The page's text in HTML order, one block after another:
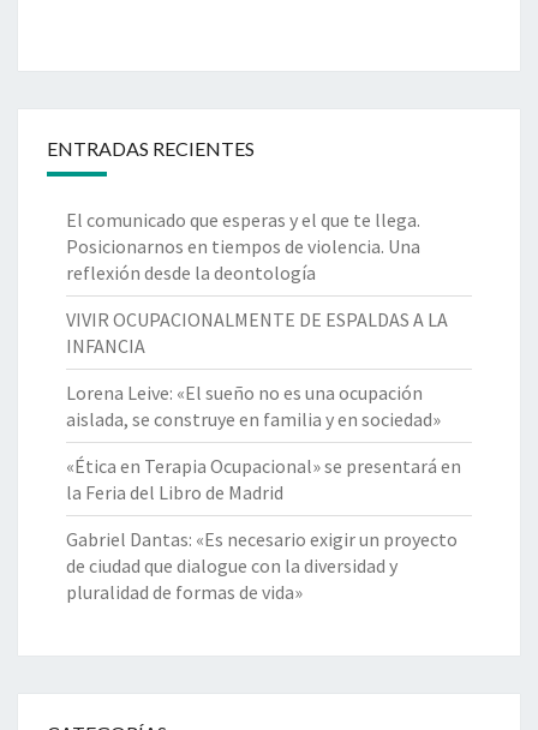
ENTRADAS RECIENTES
El comunicado que esperas y el que te llega.
Posicionarnos en tiempos de violencia. Una
reflexión desde la deontología
VIVIR OCUPACIONALMENTE DE ESPALDAS A LA
INFANCIA
Lorena Leive: «El sueño no es una ocupación
aislada, se construye en familia y en sociedad»
«Ética en Terapia Ocupacional» se presentará en
la Feria del Libro de Madrid
Gabriel Dantas: «Es necesario exigir un proyecto
de ciudad que dialogue con la diversidad y
pluralidad de formas de vida»